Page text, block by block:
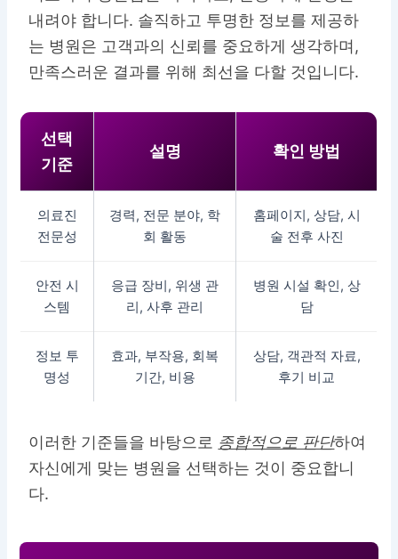
내려야 합니다. 솔직하고 투명한 정보를 제공하
는 병원은 고객과의 신뢰를 중요하게 생각하며,
만족스러운 결과를 위해 최선을 다할 것입니다.
선택
기준
설명 확인 방법
의료진
전문성
경력, 전문 분야, 학
회 활동
홈페이지, 상담, 시
술 전후 사진
안전 시
스템
응급 장비, 위생 관
리, 사후 관리
병원 시설 확인, 상
담
정보 투
명성
효과, 부작용, 회복
기간, 비용
상담, 객관적 자료,
후기 비교
이러한 기준들을 바탕으로 종합적으로 판단하여
자신에게 맞는 병원을 선택하는 것이 중요합니
다.